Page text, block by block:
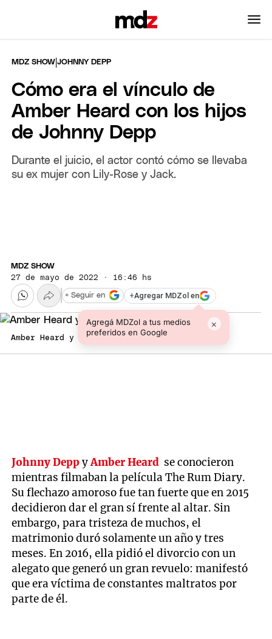
MDZ SHOW |JOHNNY DEPP
Cómo era el vínculo de
Amber Heard con los hijos
de Johnny Depp
Durante el juicio, el actor contó cómo se llevaba
su ex mujer con Lily-Rose y Jack.
MDZ SHOW
27 de mayo de 2022 · 16:46 hs
+Agregar MDZol en
Agregá MDZol a tus medios
preferidos en Google
×
+ Seguir en
Amber Heard y Johnny Depp
Johnny DeppyAmber Heard se conocieron
mientras filmaban la película The Rum Diary.
Su flechazo amoroso fue tan fuerte que en 2015
decidieron dar el gran sí frente al altar. Sin
embargo, para tristeza de muchos, el
matrimonio duró solamente un año y tres
meses. En 2016, ella pidió el divorcio con un
alegato que generó un gran revuelo: manifestó
que era víctima de constantes maltratos por
parte de él.